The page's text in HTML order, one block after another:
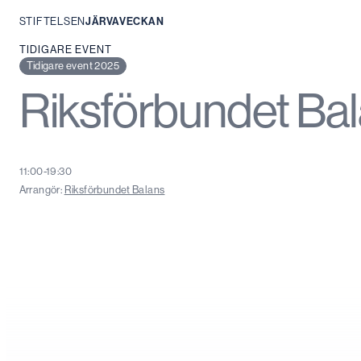
Hoppa
STIFTELSENJÄRVAVECKAN
TIDIGARE EVENT
Tidigare event 2025
Riksförbundet
11:00-19:30
Arrangör: Riksförbundet Balans